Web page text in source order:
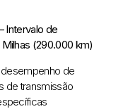
Intervalo de
(290.000 km)
de
de transmissão